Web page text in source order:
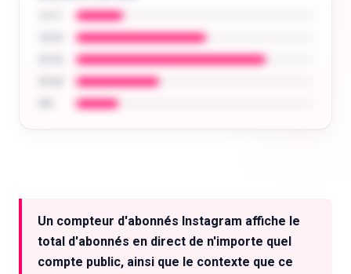
et plus encore.
Un compteur d'abonnés Instagram affiche le
total d'abonnés en direct de n'importe quel
compte public, ainsi que le contexte que ce